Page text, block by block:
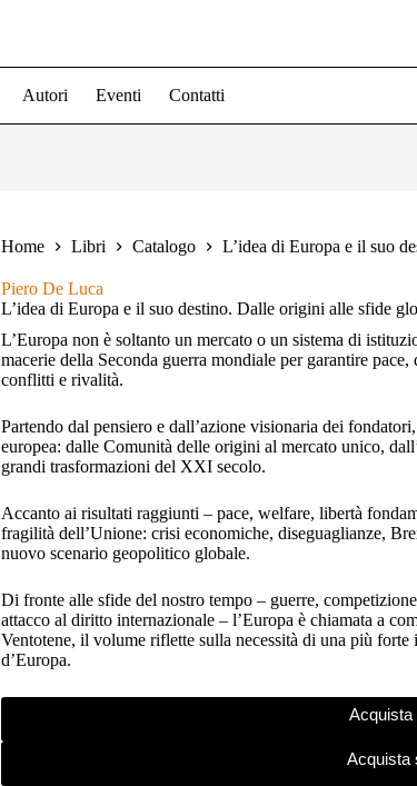
Autori Eventi Contatti
Home Libri Catalogo L’idea di Europa e il suo
Piero De Luca
L’idea di Europa e il suo destino. Dalle origini alle sfide
L’Europa non è soltanto un mercato o un sistema di
macerie della Seconda guerra mondiale per garantire
conflitti e rivalità.
Partendo dal pensiero e dall’azione visionaria dei
europea: dalle Comunità delle origini al mercato unico,
grandi trasformazioni del XXI secolo.
Accanto ai risultati raggiunti – pace, welfare, libertà
fragilità dell’Unione: crisi economiche, diseguaglianze,
nuovo scenario geopolitico globale.
Di fronte alle sfide del nostro tempo – guerre,
attacco al diritto internazionale – l’Europa è chiamata a
Ventotene, il volume riflette sulla necessità di una più
d’Europa.
Acquista
Acquista